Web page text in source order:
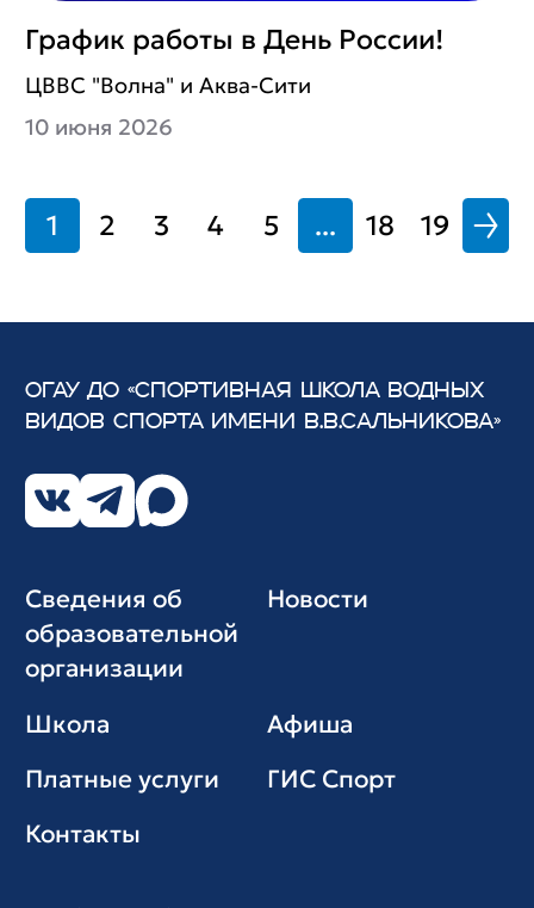
График работы в День России!
ЦВВС "Волна" и Аква-Сити
10 июня 2026
1 2 3 4 5 ... 18 19
ОГАУ ДО «СПОРТИВНАЯ ШКОЛА ВОДНЫХ
ВИДОВ СПОРТА ИМЕНИ В.В.САЛЬНИКОВА»
Сведения об
образовательной
организации
Новости
Школа
Афиша
Платные услуги
ГИС Cпорт
Контакты